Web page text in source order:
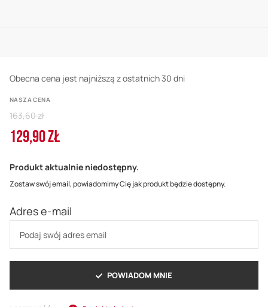
Obecna cena jest najniższą z ostatnich 30 dni
NASZA CENA
Cena
129,90 ZŁ
Regular
Price
163,60 zł
Produkt aktualnie niedostępny.
Zostaw swój email, powiadomimy Cię jak produkt będzie dostępny.
Adres e-mail
POWIADOM MNIE